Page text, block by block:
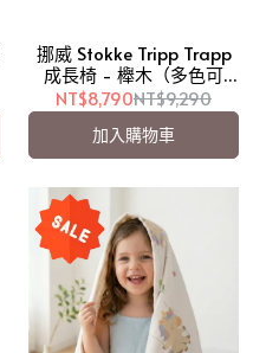
挪威 Stokke Tripp Trapp
成長椅 - 櫸木（多色可
選）【愛吾兒】
NT$8,790NT$9,290
加入購物車